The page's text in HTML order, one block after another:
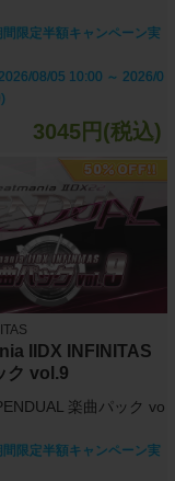
間限定半額キャンペーン実
08/05 10:00 ～ 2026/0
3045円(税込)
IIDX INFINITAS
ク vol.9
楽曲パック vo
間限定半額キャンペーン実